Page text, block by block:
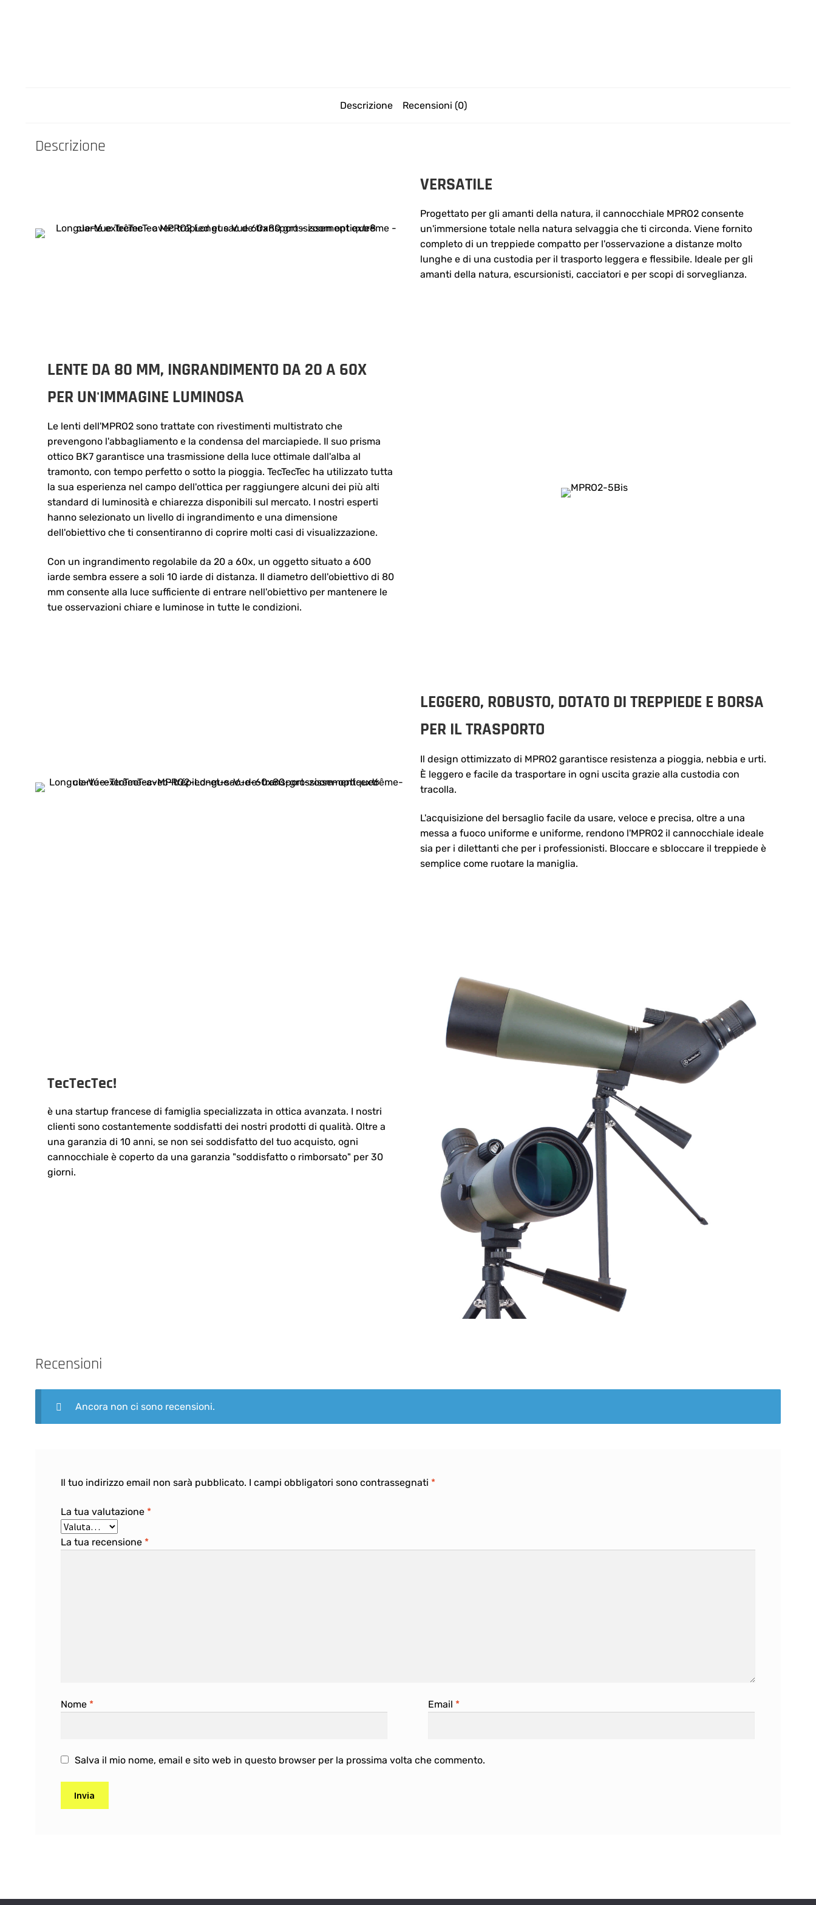
Descrizione Recensioni (0)
Descrizione
VERSATILE
Progettato per gli amanti della natura, il cannocchiale MPRO2 consente
un'immersione totale nella natura selvaggia che ti circonda. Viene fornito
completo di un treppiede compatto per l'osservazione a distanze molto
lunghe e di una custodia per il trasporto leggera e flessibile. Ideale per gli
amanti della natura, escursionisti, cacciatori e per scopi di sorveglianza.
LENTE DA 80 MM, INGRANDIMENTO DA 20 A 60X
PER UN'IMMAGINE LUMINOSA
Le lenti dell'MPRO2 sono trattate con rivestimenti multistrato che
prevengono l'abbagliamento e la condensa del marciapiede. Il suo prisma
ottico BK7 garantisce una trasmissione della luce ottimale dall'alba al
tramonto, con tempo perfetto o sotto la pioggia. TecTecTec ha utilizzato tutta
la sua esperienza nel campo dell'ottica per raggiungere alcuni dei più alti
standard di luminosità e chiarezza disponibili sul mercato. I nostri esperti
hanno selezionato un livello di ingrandimento e una dimensione
dell'obiettivo che ti consentiranno di coprire molti casi di visualizzazione.
Con un ingrandimento regolabile da 20 a 60x, un oggetto situato a 600
iarde sembra essere a soli 10 iarde di distanza. Il diametro dell'obiettivo di 80
mm consente alla luce sufficiente di entrare nell'obiettivo per mantenere le
tue osservazioni chiare e luminose in tutte le condizioni.
LEGGERO, ROBUSTO, DOTATO DI TREPPIEDE E BORSA
PER IL TRASPORTO
Il design ottimizzato di MPRO2 garantisce resistenza a pioggia, nebbia e urti.
È leggero e facile da trasportare in ogni uscita grazie alla custodia con
tracolla.
L'acquisizione del bersaglio facile da usare, veloce e precisa, oltre a una
messa a fuoco uniforme e uniforme, rendono l'MPRO2 il cannocchiale ideale
sia per i dilettanti che per i professionisti. Bloccare e sbloccare il treppiede è
semplice come ruotare la maniglia.
TecTecTec!
è una startup francese di famiglia specializzata in ottica avanzata. I nostri
clienti sono costantemente soddisfatti dei nostri prodotti di qualità. Oltre a
una garanzia di 10 anni, se non sei soddisfatto del tuo acquisto, ogni
cannocchiale è coperto da una garanzia "soddisfatto o rimborsato" per 30
giorni.
Recensioni
Ancora non ci sono recensioni.
Il tuo indirizzo email non sarà pubblicato. I campi obbligatori sono contrassegnati *
La tua valutazione *
La tua recensione *
Nome * Email *
Salva il mio nome, email e sito web in questo browser per la prossima volta che commento.